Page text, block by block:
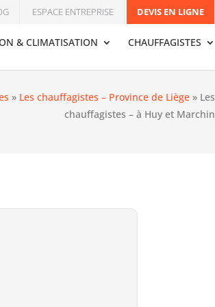
ESPACE ENTREPRISE DEVIS EN LIGNE
& CLIMATISATION CHAUFFAGISTES
» Les chauffagistes – Province de Liège» Les
chauffagistes – à Huy et Marchin